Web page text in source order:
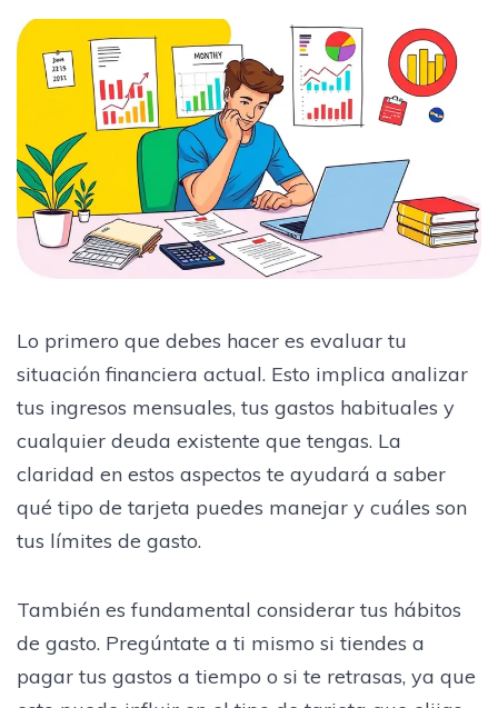
Lo primero que debes hacer es evaluar tu
situación financiera actual. Esto implica analizar
tus ingresos mensuales, tus gastos habituales y
cualquier deuda existente que tengas. La
claridad en estos aspectos te ayudará a saber
qué tipo de tarjeta puedes manejar y cuáles son
tus límites de gasto.
También es fundamental considerar tus hábitos
de gasto. Pregúntate a ti mismo si tiendes a
pagar tus gastos a tiempo o si te retrasas, ya que